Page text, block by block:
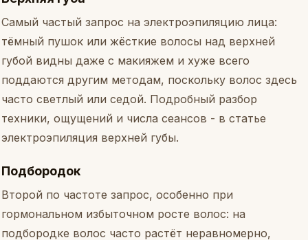
Самый частый запрос на электроэпиляцию лица:
тёмный пушок или жёсткие волосы над верхней
губой видны даже с макияжем и хуже всего
поддаются другим методам, поскольку волос здесь
часто светлый или седой. Подробный разбор
техники, ощущений и числа сеансов - в статье
электроэпиляция верхней губы.
Подбородок
Второй по частоте запрос, особенно при
гормональном избыточном росте волос: на
подбородке волос часто растёт неравномерно,